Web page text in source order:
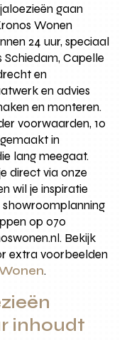
gaan
Wonen
24 uur, speciaal
Capelle
en
en advies
en monteren.
voorwaarden, 10
in
lang meegaat.
direct via onze
wil je inspiratie
showroomplanning
op 070
Bekijk
extra voorbeelden
.
inhoudt